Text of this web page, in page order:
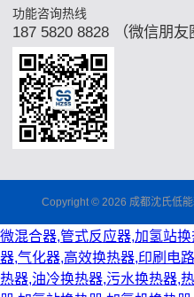
功能咨询热线
187 5820 8828 （微信朋友
Copyright © 2026 成都沈氏低
微混合器,管式反应器,加氢站
器,气化器,高效换热器,印刷电
热器,油冷换热器,污水换热器,